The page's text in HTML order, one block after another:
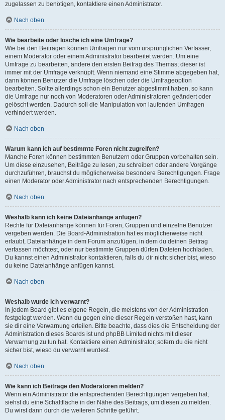
zugelassen zu benötigen, kontaktiere einen Administrator.
Nach oben
Wie bearbeite oder lösche ich eine Umfrage?
Wie bei den Beiträgen können Umfragen nur vom ursprünglichen Verfasser,
einem Moderator oder einem Administrator bearbeitet werden. Um eine
Umfrage zu bearbeiten, ändere den ersten Beitrag des Themas; dieser ist
immer mit der Umfrage verknüpft. Wenn niemand eine Stimme abgegeben hat,
dann können Benutzer die Umfrage löschen oder die Umfrageoption
bearbeiten. Sollte allerdings schon ein Benutzer abgestimmt haben, so kann
die Umfrage nur noch von Moderatoren oder Administratoren geändert oder
gelöscht werden. Dadurch soll die Manipulation von laufenden Umfragen
verhindert werden.
Nach oben
Warum kann ich auf bestimmte Foren nicht zugreifen?
Manche Foren können bestimmten Benutzern oder Gruppen vorbehalten sein.
Um diese einzusehen, Beiträge zu lesen, zu schreiben oder andere Vorgänge
durchzuführen, brauchst du möglicherweise besondere Berechtigungen. Frage
einen Moderator oder Administrator nach entsprechenden Berechtigungen.
Nach oben
Weshalb kann ich keine Dateianhänge anfügen?
Rechte für Dateianhänge können für Foren, Gruppen und einzelne Benutzer
vergeben werden. Die Board-Administration hat es möglicherweise nicht
erlaubt, Dateianhänge in dem Forum anzufügen, in dem du deinen Beitrag
verfassen möchtest, oder nur bestimmte Gruppen dürfen Dateien hochladen.
Du kannst einen Administrator kontaktieren, falls du dir nicht sicher bist, wieso
du keine Dateianhänge anfügen kannst.
Nach oben
Weshalb wurde ich verwarnt?
In jedem Board gibt es eigene Regeln, die meistens von der Administration
festgelegt werden. Wenn du gegen eine dieser Regeln verstoßen hast, kann
sie dir eine Verwarnung erteilen. Bitte beachte, dass dies die Entscheidung der
Administration dieses Boards ist und phpBB Limited nichts mit dieser
Verwarnung zu tun hat. Kontaktiere einen Administrator, sofern du die nicht
sicher bist, wieso du verwarnt wurdest.
Nach oben
Wie kann ich Beiträge den Moderatoren melden?
Wenn ein Administrator die entsprechenden Berechtigungen vergeben hat,
siehst du eine Schaltfläche in der Nähe des Beitrags, um diesen zu melden.
Du wirst dann durch die weiteren Schritte geführt.